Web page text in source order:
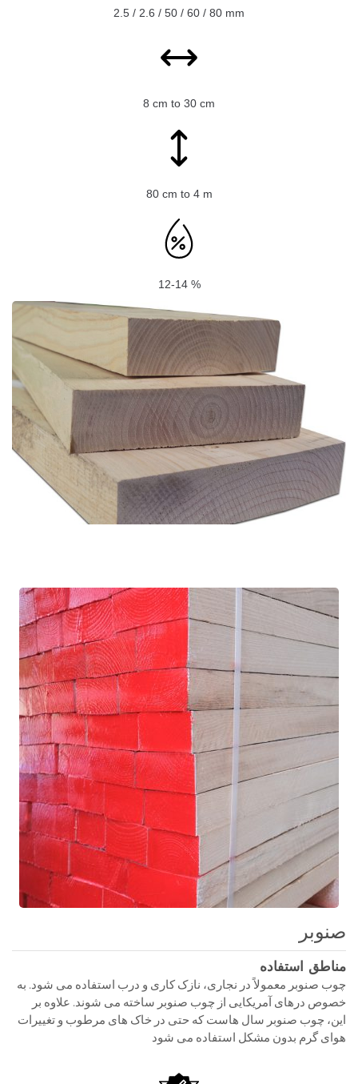
2.5 / 2.6 / 50 / 60 / 80 mm
8 cm to 30 cm
80 cm to 4 m
12-14 %
صنوبر
مناطق استفاده
چوب صنوبر معمولاً در نجاری، نازک کاری و درب استفاده می شود. به
خصوص درهای آمریکایی از چوب صنوبر ساخته می شوند. علاوه بر
این، چوب صنوبر سال هاست که حتی در خاک های مرطوب و تغییرات
هوای گرم بدون مشکل استفاده می شود